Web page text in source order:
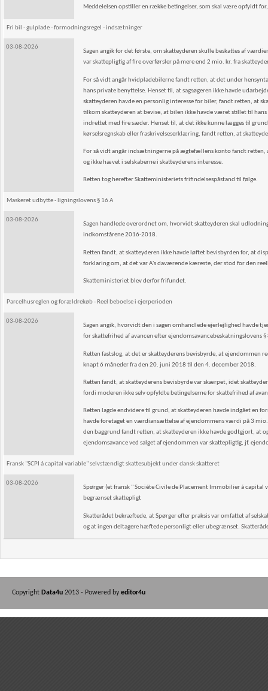
Meddelelsen opstiller en række betingelser, som skal være opfyldt
Fri bil - gulplade - formodningsregel - indsætninger
03-08-2026
Sagen angik for det første, om skatteyderen skulle beskattes af
var skattepligtig af fire overførsler på mere end 2 mio. kr. fra
For så vidt angår hvidpladebilerne fandt retten, at det under
hans private benyttelse. Henset til, at sagsøgeren ikke havde
skatteyderen havde en personlig interesse for biler, fandt retten, at
tilkom skatteyderen at bevise, at bilen ikke havde været stillet til
indrettet med fire sæder. Henset til, at det ikke kunne lægges til
kørselsregnskab eller fraskrivelseserklæring, fandt retten, at
For så vidt angår indsætningerne på ægtefællens konto fandt retten,
og ikke hævet i selskaberne i skatteyderens interesse.
Retten tog herefter Skatteministeriets frifindelsespåstand til følge.
Maskeret udbytte - ligningslovens § 16 A
03-08-2026
Sagen handlede overordnet om, hvorvidt skatteyderen skal
indkomstårene 2016-2018.
Retten fandt, at skatteyderen ikke havde løftet bevisbyrden for, at
forklaring om, at det var A's daværende kæreste, der stod for den
Skatteministeriet blev derfor frifundet.
Parcelhusreglen og forældrekøb - Reel beboelse i ejerperioden
03-08-2026
Sagen angik, hvorvidt den i sagen omhandlede ejerlejlighed havde
for skattefrihed af avancen efter ejendomsavancebeskatningslovens
Retten fastslog, at det er skatteyderens bevisbyrde, at ejendommen
knapt 6 måneder fra den 20. juni 2018 til den 4. december 2018.
Retten fandt, at skatteyderens bevisbyrde var skærpet, idet
fordi moderen ikke selv opfyldte betingelserne for skattefrihed af
Retten lagde endvidere til grund, at skatteyderen havde indgået en
havde foretaget en værdiansættelse af ejendommens værdi på 3
den baggrund fandt retten, at skatteyderen ikke havde godtgjort, at
ejendomsavance ved salget af ejendommen var skattepligtig, jf.
Fransk "SCPI á capital variable" selvstændigt skattesubjekt under dansk skatteret
03-08-2026
Spørger (et fransk " Sociéte Civile de Placement Immobilier á
begrænset skattepligt
Skatterådet bekræftede, at Spørger efter praksis var omfattet af
og at ingen deltagere hæftede personligt eller ubegrænset.
Copyright Data4u 2013 - Powered by editor4u